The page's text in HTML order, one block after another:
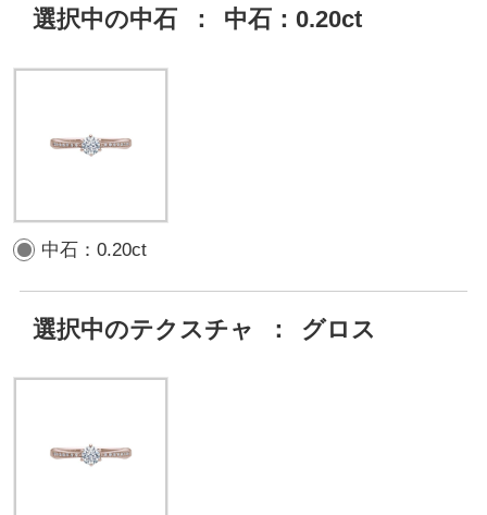
選択中の中石 ： 中石：0.20ct
中石：0.20ct
選択中のテクスチャ ： グロス